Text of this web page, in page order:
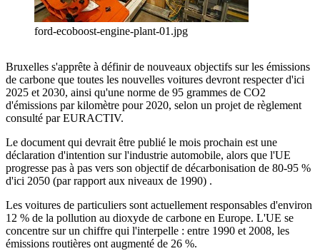
ford-ecoboost-engine-plant-01.jpg
Bruxelles s'apprête à définir de nouveaux objectifs sur les émissions
de carbone que toutes les nouvelles voitures devront respecter d'ici
2025 et 2030, ainsi qu'une norme de 95 grammes de CO2
d'émissions par kilomètre pour 2020, selon un projet de règlement
consulté par EURACTIV.
Le document qui devrait être publié le mois prochain est une
déclaration d'intention sur l'industrie automobile, alors que l'UE
progresse pas à pas vers son objectif de décarbonisation de 80-95 %
d'ici 2050 (par rapport aux niveaux de 1990) .
Les voitures de particuliers sont actuellement responsables d'environ
12 % de la pollution au dioxyde de carbone en Europe. L'UE se
concentre sur un chiffre qui l'interpelle : entre 1990 et 2008, les
émissions routières ont augmenté de 26 %.